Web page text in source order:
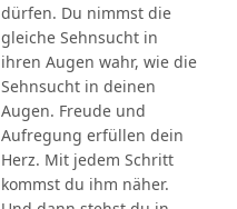
dürfen. Du nimmst die
gleiche Sehnsucht in
ihren Augen wahr, wie die
Sehnsucht in deinen
Augen. Freude und
Aufregung erfüllen dein
Herz. Mit jedem Schritt
kommst du ihm näher.